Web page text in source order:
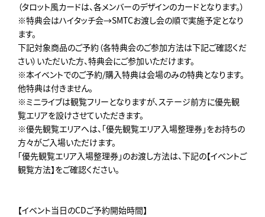
（タロット風カードは、各メンバーのデザインのカードとなります。）
※特典会はハイタッチ会→SMTCお渡し会の順で実施予定となり
ます。
下記対象商品のご予約（各特典会のご参加方法は下記ご確認くだ
さい）いただいた方、特典会にご参加いただけます。
※本イベントでのご予約/購入特典は会場のみの特典となります。
他特典は付きません。
※ミニライブは観覧フリーとなりますが、ステージ前方に優先観
覧エリアを設けさせていただきます。
※優先観覧エリアへは、「優先観覧エリア入場整理券」をお持ちの
方々がご入場いただけます。
「優先観覧エリア入場整理券」のお渡し方法は、下記の【イベントご
観覧方法】をご確認ください。
【イベント当日のCDご予約開始時間】